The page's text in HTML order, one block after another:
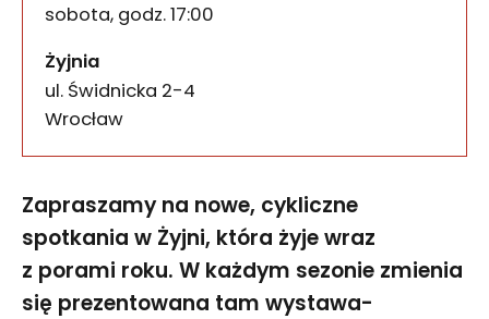
sobota, godz. 17:00
Żyjnia
ul. Świdnicka 2-4
50-067
Wrocław
Zapraszamy na nowe, cykliczne
spotkania w Żyjni, która żyje wraz
z porami roku. W każdym sezonie zmienia
się prezentowana tam wystawa-